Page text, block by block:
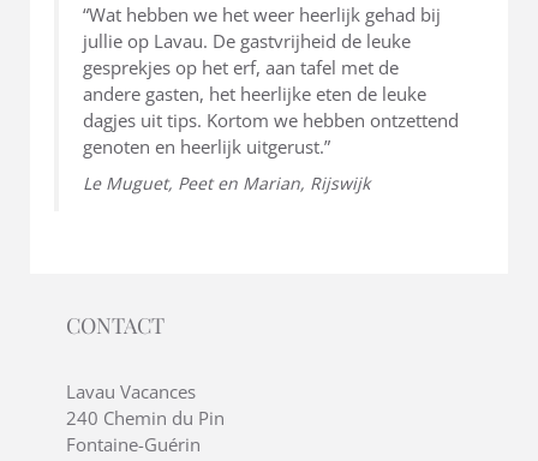
“Wat hebben we het weer heerlijk gehad bij
jullie op Lavau. De gastvrijheid de leuke
gesprekjes op het erf, aan tafel met de
andere gasten, het heerlijke eten de leuke
dagjes uit tips. Kortom we hebben ontzettend
genoten en heerlijk uitgerust.”
Le Muguet, Peet en Marian, Rijswijk
CONTACT
Lavau Vacances
240 Chemin du Pin
Fontaine-Guérin